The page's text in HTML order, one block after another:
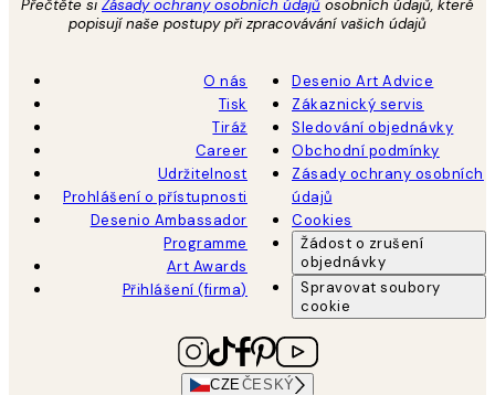
Přečtěte siZásady ochrany osobních údajů osobních údajů, které
popisují naše postupy při zpracovávání vašich údajů
O nás
Tisk
Tiráž
Career
Udržitelnost
Prohlášení o přístupnosti
Desenio Ambassador
Programme
Art Awards
Přihlášení (firma)
Desenio Art Advice
Zákaznický servis
Sledování objednávky
Obchodní podmínky
Zásady ochrany osobních
údajů
Cookies
Žádost o zrušení
objednávky
Spravovat soubory
cookie
CZEČESKÝ